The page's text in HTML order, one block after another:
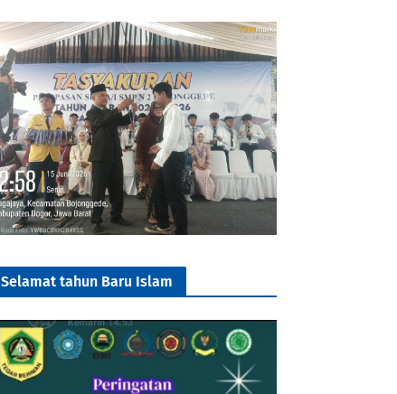
Selamat tahun Baru Islam